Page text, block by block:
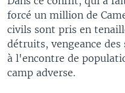
forcé un million de
civils sont pris en
détruits, vengeance
à l'encontre de
camp adverse.